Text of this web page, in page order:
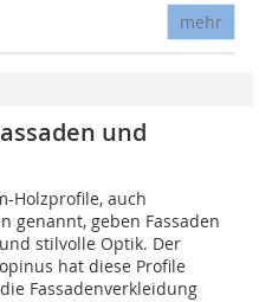
mehr
und
Holzprofile, auch
genannt, geben Fassaden
stilvolle Optik. Der
hat diese Profile
Fassadenverkleidung